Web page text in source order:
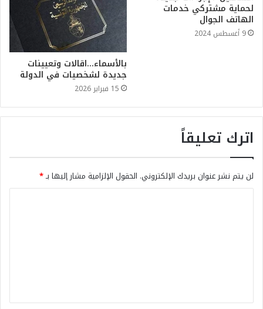
لحماية مشتركي خدمات
الهاتف الجوال
9 أغسطس 2024
بالأسماء…اقالات وتعيينات
جديدة لشخصيات في الدولة
15 فبراير 2026
اترك تعليقاً
لن يتم نشر عنوان بريدك الإلكتروني. الحقول الإلزامية مشار إليها بـ*